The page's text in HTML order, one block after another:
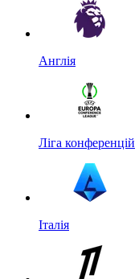
Англія
Ліга конференцій
Італія